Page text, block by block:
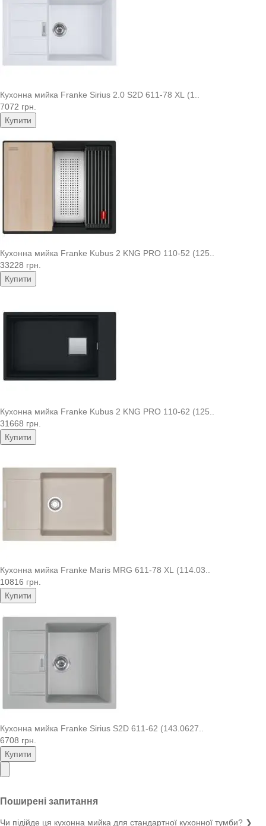
Кухонна мийка Franke Sirius 2.0 S2D 611-78 XL (1..
7072 грн.
Купити
Кухонна мийка Franke Kubus 2 KNG PRO 110-52 (125..
33228 грн.
Купити
Кухонна мийка Franke Kubus 2 KNG PRO 110-62 (125..
31668 грн.
Купити
Кухонна мийка Franke Maris MRG 611-78 XL (114.03..
10816 грн.
Купити
Кухонна мийка Franke Sirius S2D 611-62 (143.0627..
6708 грн.
Купити
Поширені запитання
Чи підійде ця кухонна мийка для стандартної кухонної тумби? ❯